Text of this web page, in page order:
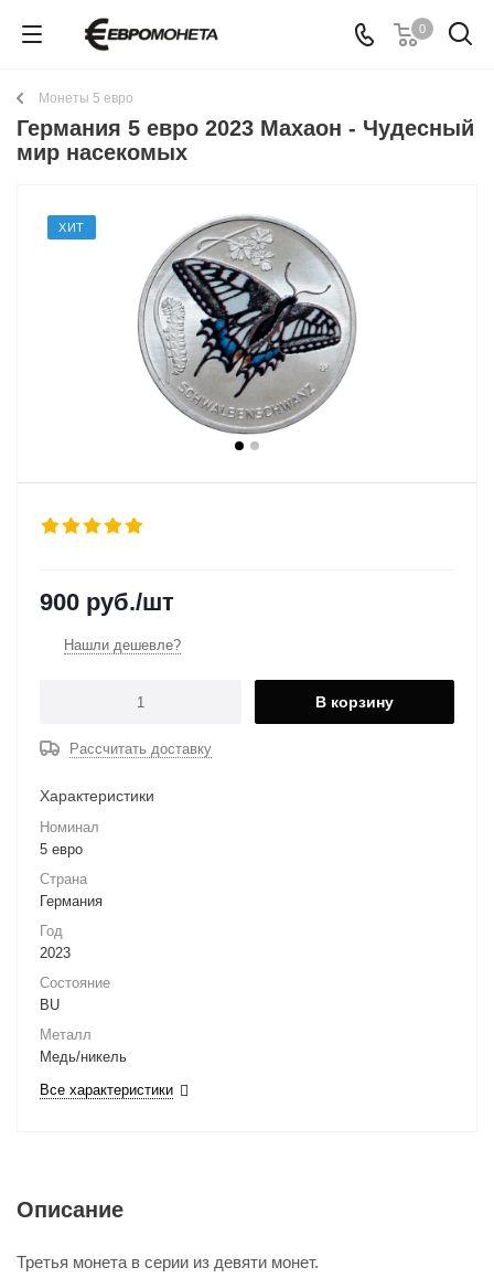
0
Монеты 5 евро
Германия 5 евро 2023 Махаон - Чудесный
мир насекомых
ХИТ
900 руб./шт
Нашли дешевле?
В корзину
Рассчитать доставку
Характеристики
Номинал
5 евро
Страна
Германия
Год
2023
Состояние
BU
Металл
Медь/никель
Все характеристики
Описание
Третья монета в серии из девяти монет.